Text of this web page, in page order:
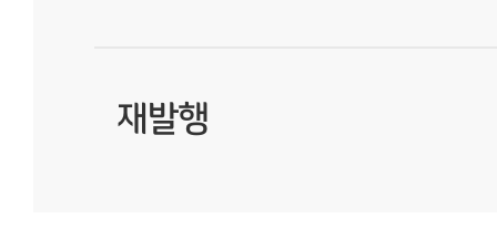
재발행